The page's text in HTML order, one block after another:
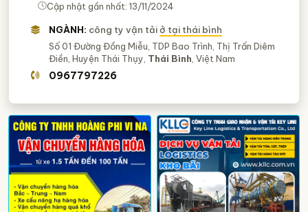
Cập nhật gần nhất: 13/11/2024
NGÀNH: công ty vận tảiở tại thái bình
Số 01 Đường Đồng Miễu, TDP Bao Trình, Thị Trấn Diêm
Điền, Huyện Thái Thụy, Thái Bình , Việt Nam
0967797226